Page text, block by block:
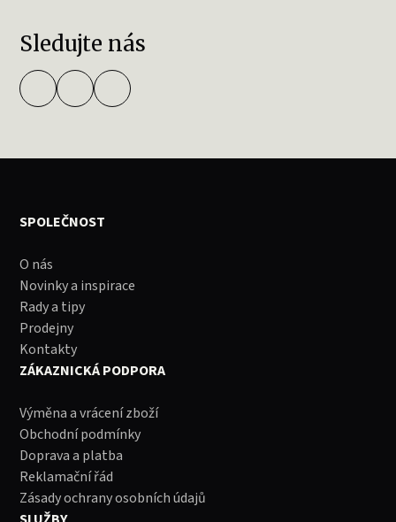
Sledujte nás
SPOLEČNOST
O nás
Novinky a inspirace
Rady a tipy
Prodejny
Kontakty
ZÁKAZNICKÁ PODPORA
Výměna a vrácení zboží
Obchodní podmínky
Doprava a platba
Reklamační řád
Zásady ochrany osobních údajů